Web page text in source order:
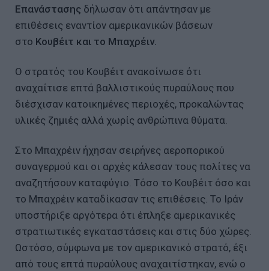
Επανάστασης δήλωσαν ότι απάντησαν με
επιθέσεις εναντίον αμερικανικών βάσεων
στο Κουβέιτ και το Μπαχρέιν.
Ο στρατός του Κουβέιτ ανακοίνωσε ότι
αναχαίτισε επτά βαλλιστικούς πυραύλους που
διέσχισαν κατοικημένες περιοχές, προκαλώντας
υλικές ζημιές αλλά χωρίς ανθρώπινα θύματα.
Στο Μπαχρέιν ήχησαν σειρήνες αεροπορικού
συναγερμού και οι αρχές κάλεσαν τους πολίτες να
αναζητήσουν καταφύγιο. Τόσο το Κουβέιτ όσο και
το Μπαχρέιν καταδίκασαν τις επιθέσεις. Το Ιράν
υποστήριξε αργότερα ότι έπληξε αμερικανικές
στρατιωτικές εγκαταστάσεις και στις δύο χώρες.
Ωστόσο, σύμφωνα με τον αμερικανικό στρατό, έξι
από τους επτά πυραύλους αναχαιτίστηκαν, ενώ ο